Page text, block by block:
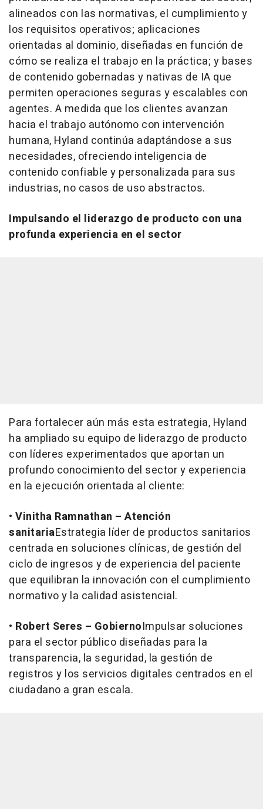
alineados con las normativas, el cumplimiento y
los requisitos operativos; aplicaciones
orientadas al dominio, diseñadas en función de
cómo se realiza el trabajo en la práctica; y bases
de contenido gobernadas y nativas de IA que
permiten operaciones seguras y escalables con
agentes. A medida que los clientes avanzan
hacia el trabajo autónomo con intervención
humana, Hyland continúa adaptándose a sus
necesidades, ofreciendo inteligencia de
contenido confiable y personalizada para sus
industrias, no casos de uso abstractos.
Impulsando el liderazgo de producto con una
profunda experiencia en el sector
Para fortalecer aún más esta estrategia, Hyland
ha ampliado su equipo de liderazgo de producto
con líderes experimentados que aportan un
profundo conocimiento del sector y experiencia
en la ejecución orientada al cliente:
• Vinitha Ramnathan – Atención
sanitariaEstrategia líder de productos sanitarios
centrada en soluciones clínicas, de gestión del
ciclo de ingresos y de experiencia del paciente
que equilibran la innovación con el cumplimiento
normativo y la calidad asistencial.
• Robert Seres – GobiernoImpulsar soluciones
para el sector público diseñadas para la
transparencia, la seguridad, la gestión de
registros y los servicios digitales centrados en el
ciudadano a gran escala.